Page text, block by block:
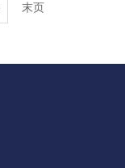
末页